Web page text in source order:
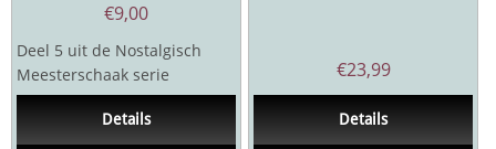
€9,00
Deel 5 uit de Nostalgisch
Meesterschaak serie
Uitgever: Swell publishers,
Details
€23,99
Details